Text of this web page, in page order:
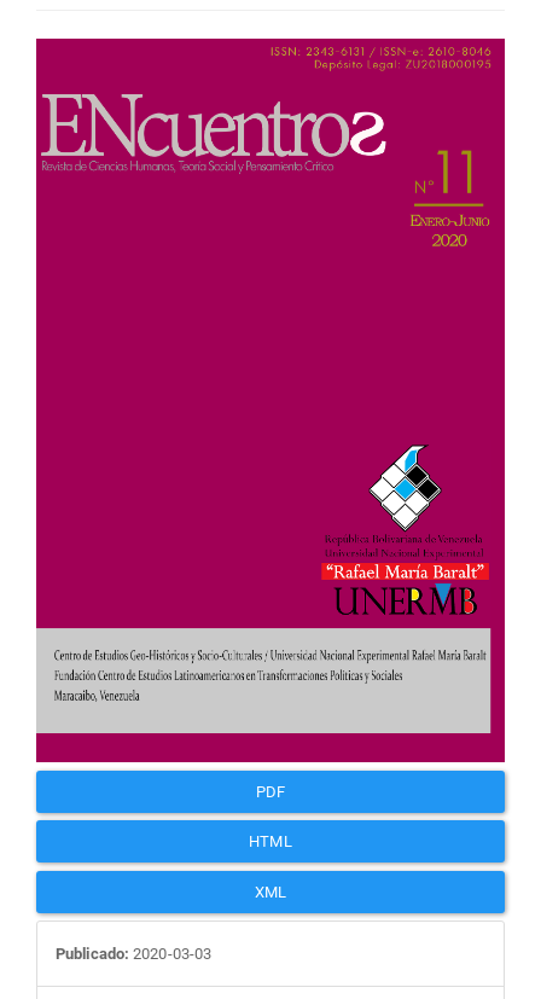
lateral
del
PDF
HTML
XML
Publicado: 2020-03-03